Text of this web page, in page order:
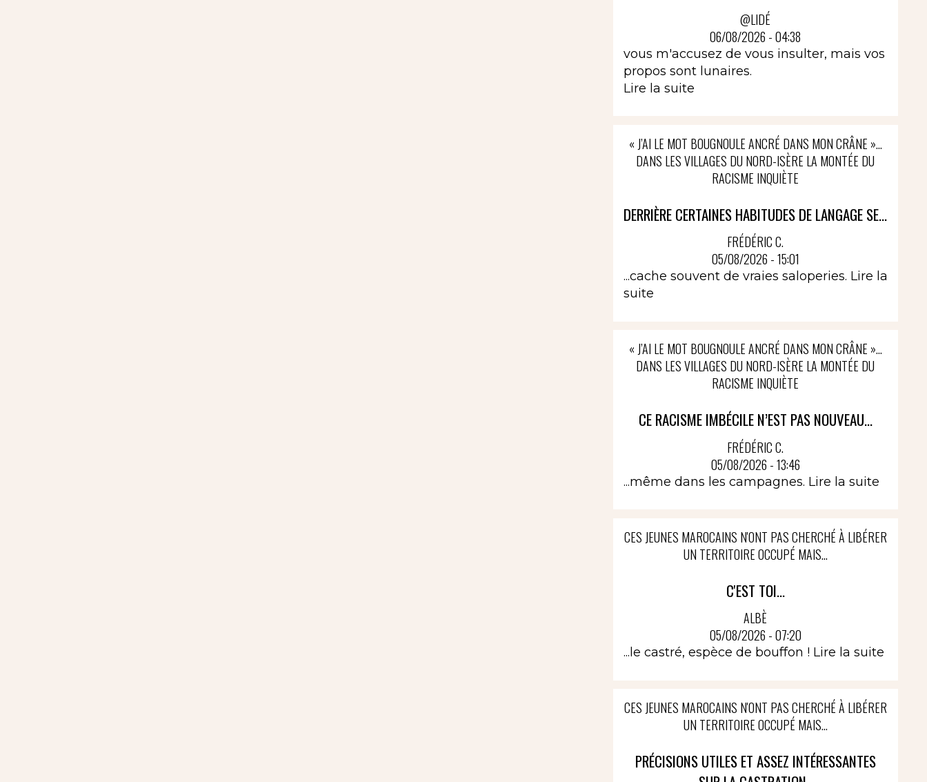
@LIDÉ
06/08/2026 - 04:38
vous m'accusez de vous insulter, mais vos
propos sont lunaires.
Lire la suite
« J’AI LE MOT BOUGNOULE ANCRÉ DANS MON CRÂNE »…
DANS LES VILLAGES DU NORD-ISÈRE LA MONTÉE DU
RACISME INQUIÈTE
DERRIÈRE CERTAINES HABITUDES DE LANGAGE SE...
FRÉDÉRIC C.
05/08/2026 - 15:01
...cache souvent de vraies saloperies. Lire la
suite
« J’AI LE MOT BOUGNOULE ANCRÉ DANS MON CRÂNE »…
DANS LES VILLAGES DU NORD-ISÈRE LA MONTÉE DU
RACISME INQUIÈTE
CE RACISME IMBÉCILE N’EST PAS NOUVEAU...
FRÉDÉRIC C.
05/08/2026 - 13:46
...même dans les campagnes. Lire la suite
CES JEUNES MAROCAINS N'ONT PAS CHERCHÉ À LIBÉRER
UN TERRITOIRE OCCUPÉ MAIS...
C'EST TOI...
ALBÈ
05/08/2026 - 07:20
...le castré, espèce de bouffon ! Lire la suite
CES JEUNES MAROCAINS N'ONT PAS CHERCHÉ À LIBÉRER
UN TERRITOIRE OCCUPÉ MAIS...
PRÉCISIONS UTILES ET ASSEZ INTÉRESSANTES